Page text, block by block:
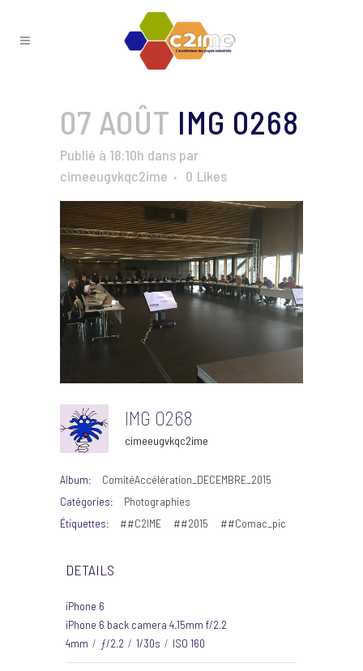
07 AOÛT IMG 0268
Publié à 18:10h dans par
cimeeugvkqc2ime
0 Likes
IMG 0268
cimeeugvkqc2ime
Album:
ComitéAccélération_DECEMBRE_2015
Catégories:
Photographies
Étiquettes:
##C2IME ##2015 ##Comac_pic
DETAILS
iPhone 6
iPhone 6 back camera 4.15mm f/2.2
4mm / ƒ/2.2 / 1/30s / ISO 160